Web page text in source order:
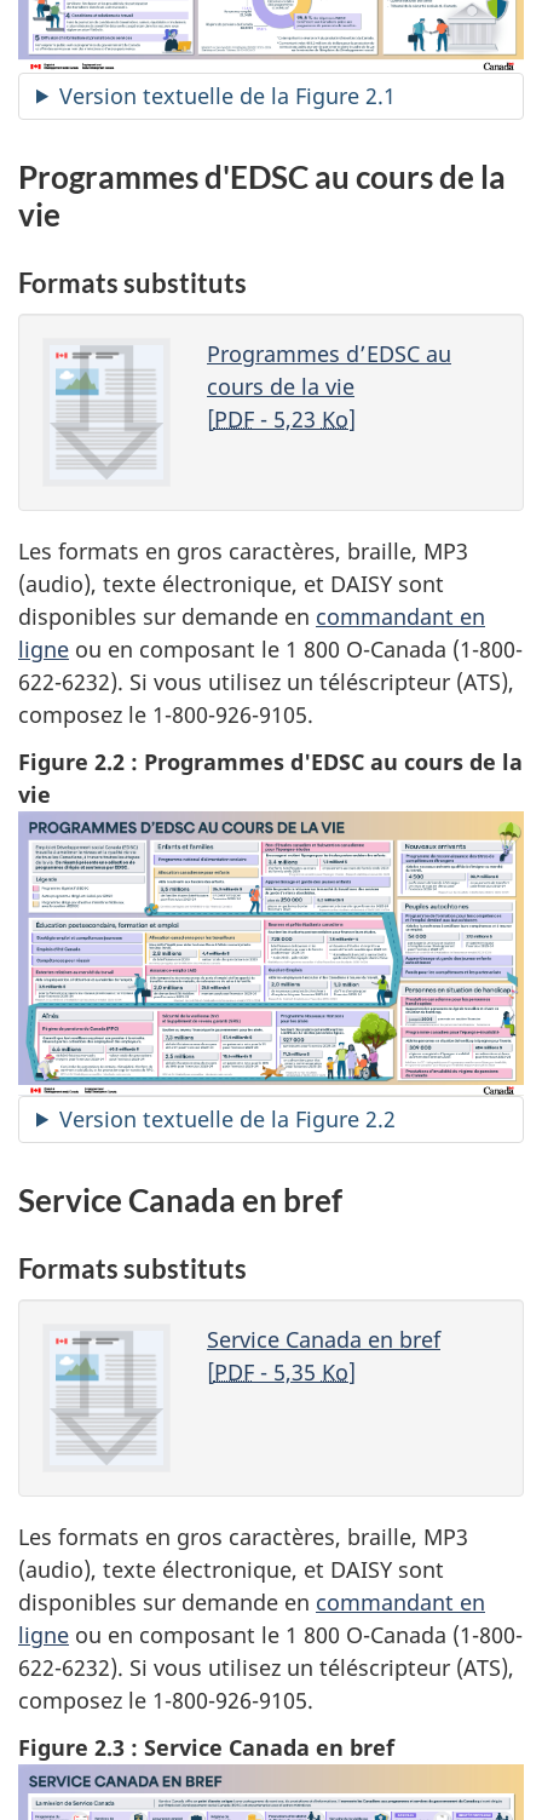
Version textuelle de la Figure 2.1
Programmes d'EDSC au cours de la
vie
Formats substituts
Programmes d’EDSC au
cours de la vie
[PDF- 5,23 Ko]
Les formats en gros caractères, braille, MP3
(audio), texte électronique, et DAISY sont
disponibles sur demande en commandant en
ligne ou en composant le 1 800 O-Canada (1-800-
622-6232). Si vous utilisez un téléscripteur (ATS),
composez le 1-800-926-9105.
Figure 2.2 : Programmes d'EDSC au cours de la
vie
Version textuelle de la Figure 2.2
Service Canada en bref
Formats substituts
Service Canada en bref
[PDF- 5,35 Ko]
Les formats en gros caractères, braille, MP3
(audio), texte électronique, et DAISY sont
disponibles sur demande en commandant en
ligne ou en composant le 1 800 O-Canada (1-800-
622-6232). Si vous utilisez un téléscripteur (ATS),
composez le 1-800-926-9105.
Figure 2.3 : Service Canada en bref